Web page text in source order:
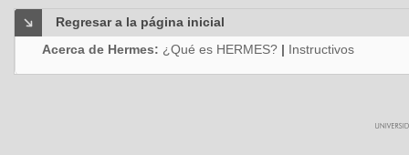
Regresar a la página inicial
Acerca de Hermes: ¿Qué es HERMES? | Instructivos